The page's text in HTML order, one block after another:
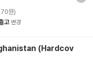
원)
고 변경
(Hardcov